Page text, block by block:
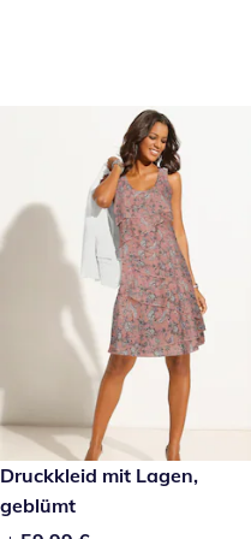
59,99 €
Druckkleid mit Lagen,
geblümt